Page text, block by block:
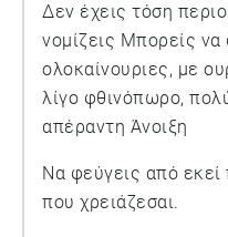
Δεν έχεις τόση
νομίζεις Μπορείς να
ολοκαίνουριες, με
λίγο φθινόπωρο,
απέραντη Άνοιξη
Να φεύγεις από
που χρειάζεσαι.